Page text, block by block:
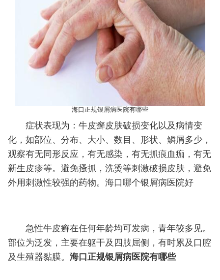
海口正规银屑病医院有哪些
症状表现为：牛皮癣皮肤破损变化以及病情变
化，如部位、分布、大小、数目、形状、鳞屑多少，
观察有无同形反应，有无感染，有无抓痕血痂，有无
新生皮疹等。避免搔抓，洗烫等刺激破损皮肤，避免
外用刺激性较强的药物。海口哪个银屑病医院好
急性牛皮癣在任何年龄均可发病，青年较多见。
部位为泛发，主要在躯干及四肢屈侧，有时累及口腔
及生殖器黏膜。 海口正规银屑病医院有哪些